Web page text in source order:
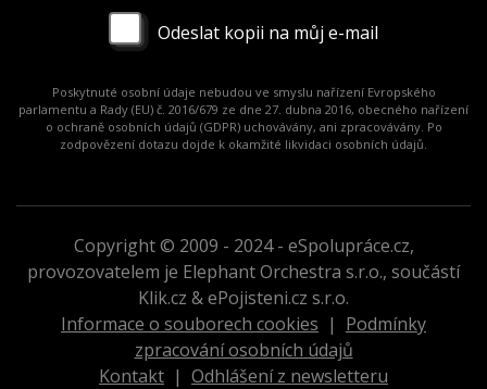
Odeslat kopii na můj e-mail
Poskytnuté osobní údaje nebudou ve smyslu nařízení Evropského
parlamentu a Rady (EU) č. 2016/679 ze dne 27. dubna 2016, obecného nařízení
o ochraně osobních údajů (GDPR) uchovávány, ani zpracovávány. Po
zodpovězení dotazu dojde k okamžité likvidaci osobních údajů.
Copyright © 2009 - 2024 - eSpolupráce.cz,
provozovatelem je Elephant Orchestra s.r.o., součástí
Klik.cz & ePojisteni.cz s.r.o.
Informace o souborech cookies | Podmínky
zpracování osobních údajů
Kontakt | Odhlášení z newsletteru